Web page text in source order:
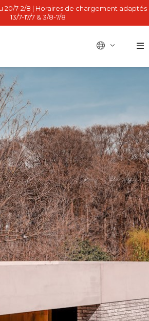
20/7-2/8 | Horaires de chargement adaptés
13/7-17/7 & 3/8-7/8